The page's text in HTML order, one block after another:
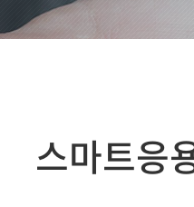
스마트응